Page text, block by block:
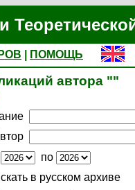
ПОМОЩЬ
автора ""
по
в русском архиве